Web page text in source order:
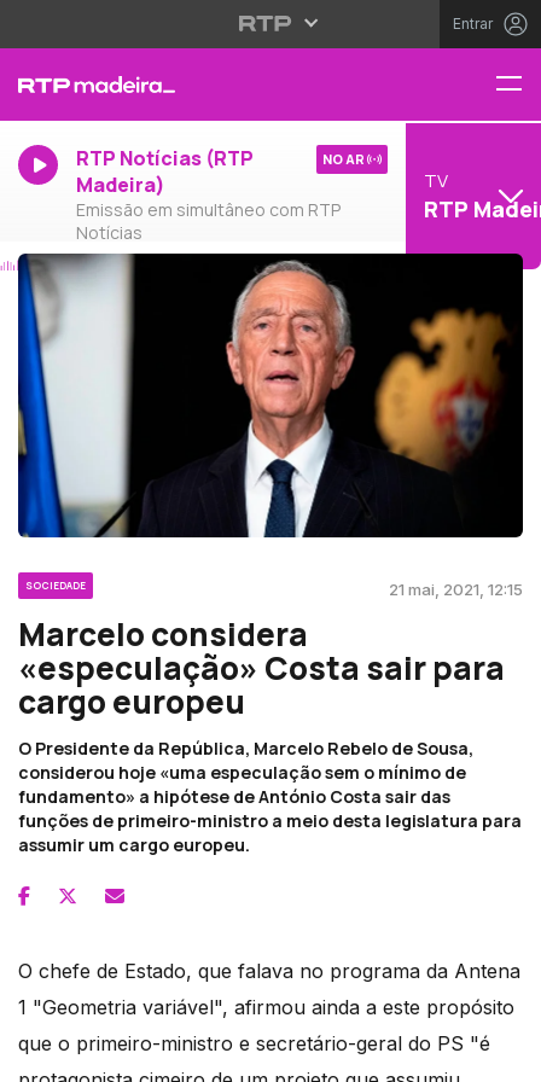
Entrar
RTP Notícias (RTP
Madeira)
Emissão em simultâneo com RTP
Notícias
NO AR
TV
RTP
SOCIEDADE 21 mai, 2021, 12:15
Marcelo considera
«especulação» Costa sair para
cargo europeu
O Presidente da República, Marcelo Rebelo de Sousa,
considerou hoje «uma especulação sem o mínimo de
fundamento» a hipótese de António Costa sair das
funções de primeiro-ministro a meio desta legislatura para
assumir um cargo europeu.
O chefe de Estado, que falava no programa da Antena
1 "Geometria variável", afirmou ainda a este propósito
que o primeiro-ministro e secretário-geral do PS "é